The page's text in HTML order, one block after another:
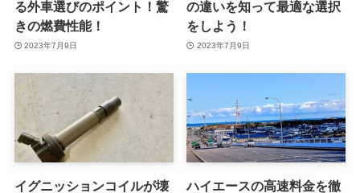
る外車選びのポイント！驚
きの燃費性能！
2023年7月9日
の違いを知って最適な選択
をしよう！
2023年7月9日
イグニッションコイルが壊
ハイエースの高速料金を徹